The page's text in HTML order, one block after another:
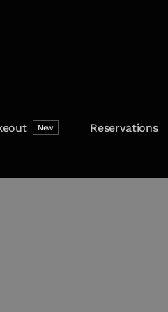
New Reservations